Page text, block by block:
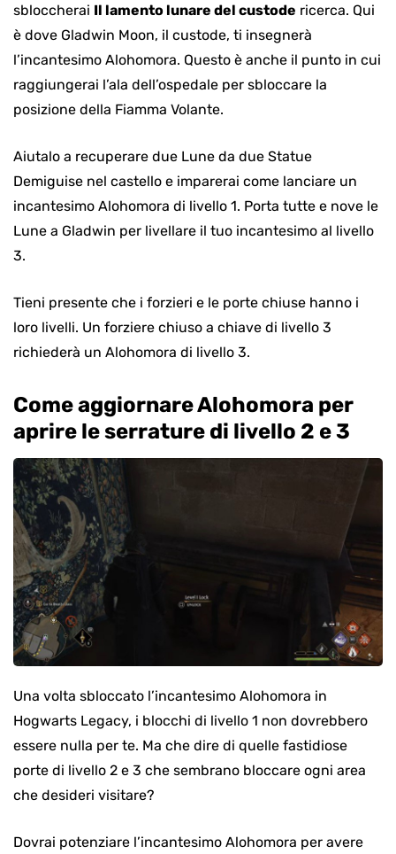
sbloccherai Il lamento lunare del custode ricerca. Qui
è dove Gladwin Moon, il custode, ti insegnerà
l’incantesimo Alohomora. Questo è anche il punto in cui
raggiungerai l’ala dell’ospedale per sbloccare la
posizione della Fiamma Volante.
Aiutalo a recuperare due Lune da due Statue
Demiguise nel castello e imparerai come lanciare un
incantesimo Alohomora di livello 1. Porta tutte e nove le
Lune a Gladwin per livellare il tuo incantesimo al livello
3.
Tieni presente che i forzieri e le porte chiuse hanno i
loro livelli. Un forziere chiuso a chiave di livello 3
richiederà un Alohomora di livello 3.
Come aggiornare Alohomora per
aprire le serrature di livello 2 e 3
Una volta sbloccato l’incantesimo Alohomora in
Hogwarts Legacy, i blocchi di livello 1 non dovrebbero
essere nulla per te. Ma che dire di quelle fastidiose
porte di livello 2 e 3 che sembrano bloccare ogni area
che desideri visitare?
Dovrai potenziare l’incantesimo Alohomora per avere